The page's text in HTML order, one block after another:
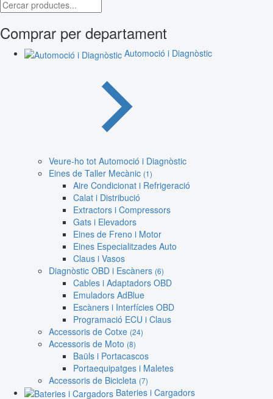
Comprar per departament
Automoció i Diagnòstic
Veure-ho tot Automoció i Diagnòstic
Eines de Taller Mecànic (1)
Aire Condicionat i Refrigeració
Calat i Distribució
Extractors i Compressors
Gats i Elevadors
Eines de Freno i Motor
Eines Especialitzades Auto
Claus i Vasos
Diagnòstic OBD i Escàners (6)
Cables i Adaptadors OBD
Emuladors AdBlue
Escàners i Interfícies OBD
Programació ECU i Claus
Accessoris de Cotxe (24)
Accessoris de Moto (8)
Baüls i Portacascos
Portaequipatges i Maletes
Accessoris de Bicicleta (7)
Bateries i Cargadors